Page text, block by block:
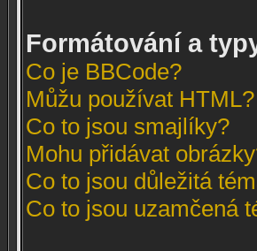
Formátování a
Co je BBCode?
Můžu používat HTML?
Co to jsou smajlíky?
Mohu přidávat
Co to jsou důležitá
Co to jsou uzamčená